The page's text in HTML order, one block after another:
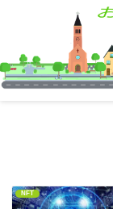
NFT